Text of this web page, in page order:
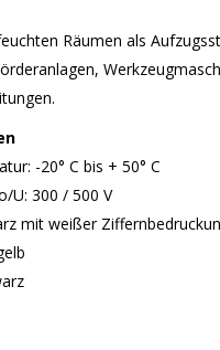
Räumen als
-20° C bis + 50° C
U: 300 / 500 V
mit weißer